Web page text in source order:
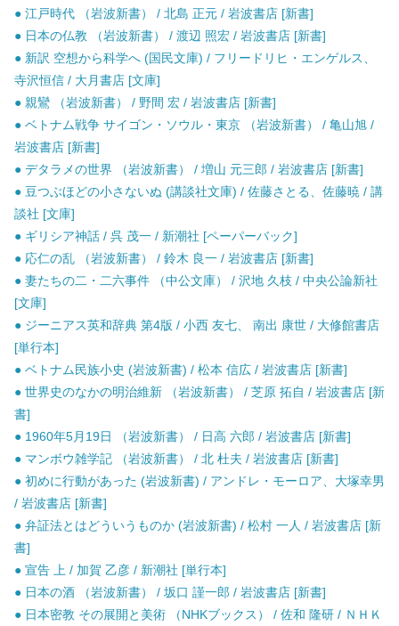
● 江戸時代 （岩波新書） / 北島 正元 / 岩波書店 [新書]
● 日本の仏教 （岩波新書） / 渡辺 照宏 / 岩波書店 [新書]
● 新訳 空想から科学へ (国民文庫) / フリードリヒ・エンゲルス、
寺沢恒信 / 大月書店 [文庫]
● 親鸞 （岩波新書） / 野間 宏 / 岩波書店 [新書]
● ベトナム戦争 サイゴン・ソウル・東京 （岩波新書） / 亀山旭 /
岩波書店 [新書]
● デタラメの世界 （岩波新書） / 増山 元三郎 / 岩波書店 [新書]
● 豆つぶほどの小さないぬ (講談社文庫) / 佐藤さとる、佐藤暁 / 講
談社 [文庫]
● ギリシア神話 / 呉 茂一 / 新潮社 [ペーパーバック]
● 応仁の乱 （岩波新書） / 鈴木 良一 / 岩波書店 [新書]
● 妻たちの二・二六事件 （中公文庫） / 沢地 久枝 / 中央公論新社
[文庫]
● ジーニアス英和辞典 第4版 / 小西 友七、 南出 康世 / 大修館書店
[単行本]
● ベトナム民族小史 (岩波新書) / 松本 信広 / 岩波書店 [新書]
● 世界史のなかの明治維新 （岩波新書） / 芝原 拓自 / 岩波書店 [新
書]
● 1960年5月19日 （岩波新書） / 日高 六郎 / 岩波書店 [新書]
● マンボウ雑学記 （岩波新書） / 北 杜夫 / 岩波書店 [新書]
● 初めに行動があった (岩波新書) / アンドレ・モーロア、大塚幸男
/ 岩波書店 [新書]
● 弁証法とはどういうものか (岩波新書) / 松村 一人 / 岩波書店 [新
書]
● 宣告 上 / 加賀 乙彦 / 新潮社 [単行本]
● 日本の酒 （岩波新書） / 坂口 謹一郎 / 岩波書店 [新書]
● 日本密教 その展開と美術 （NHKブックス） / 佐和 隆研 / ＮＨＫ